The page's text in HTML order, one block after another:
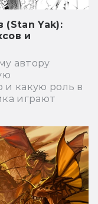
(Stan Yak):
и
автору
какую роль в
играют